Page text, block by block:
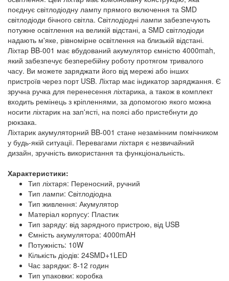
поєднує світлодіодну лампу прямого включення та SMD
світлодіоди бічного світла. Світлодіодні лампи забезпечують
потужне освітлення на великій відстані, а SMD світлодіоди
надають м'яке, рівномірне освітлення на близькій відстані.
Ліхтар BB-001 має вбудований акумулятор ємністю 4000mah,
який забезпечує безперебійну роботу протягом тривалого
часу. Ви можете заряджати його від мережі або інших
пристроїв через порт USB. Ліхтар має індикатор заряджання. Є
зручна ручка для перенесення ліхтарика, а також в комплект
входить ремінець з кріпленнями, за допомогою якого можна
носити ліхтарик на зап'ясті, на поясі або пристебнути до
рюкзака.
Ліхтарик акумуляторний BB-001 стане незамінним помічником
у будь-якій ситуації. Перевагами ліхтаря є незвичайний
дизайн, зручність використання та функціональність.
Характеристики:
Тип ліхтаря: Переносний, ручний
Тип лампи: Світлодіодна
Тип живлення: Акумулятор
Матеріал корпусу: Пластик
Тип заряду: від зарядного пристрою, від USB
Ємність акумулятора: 4000mAH
Потужність: 10W
Кількість діодів: 24SMD+1LED
Час зарядки: 8-12 годин
Тип упаковки: коробка